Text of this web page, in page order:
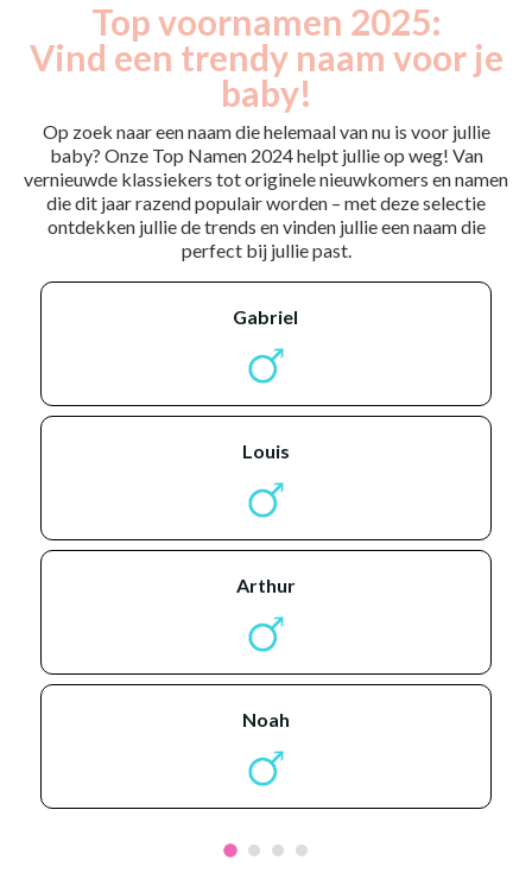
Top voornamen 2025:
Vind een trendy naam voor je
baby!
Op zoek naar een naam die helemaal van nu is voor jullie
baby? Onze Top Namen 2024 helpt jullie op weg! Van
vernieuwde klassiekers tot originele nieuwkomers en namen
die dit jaar razend populair worden – met deze selectie
ontdekken jullie de trends en vinden jullie een naam die
perfect bij jullie past.
gabriel
louis
arthur
noah